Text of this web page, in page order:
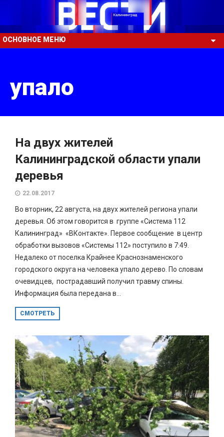
ОСНОВНОЕ МЕНЮ
упало
На двух жителей
Калининградской области упали
деревья
22.08.2017
Во вторник, 22 августа, на двух жителей региона упали
деревья. Об этом говорится в группе «Система 112
Калининград» «ВКонтакте». Первое сообщение в центр
обработки вызовов «Системы 112» поступило в 7:49.
Недалеко от поселка Крайнее Краснознаменского
городского округа на человека упало дерево. По словам
очевидцев, пострадавший получил травму спины.
Информация была передана в...
СМОТРЕТЬ